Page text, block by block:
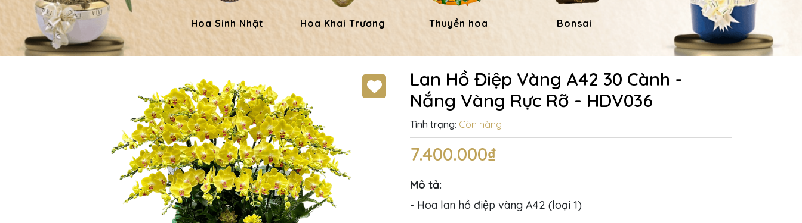
Hoa Sinh Nhật Hoa Khai Trương Thuyền hoa Bonsai Hoa Dâng Phật
Lan Hồ Điệp Vàng A42 30 Cành -
Nắng Vàng Rực Rỡ - HDV036
Tình trạng: Còn hàng
7.400.000₫
Mô tả:
- Hoa lan hồ điệp vàng A42 (loại 1)